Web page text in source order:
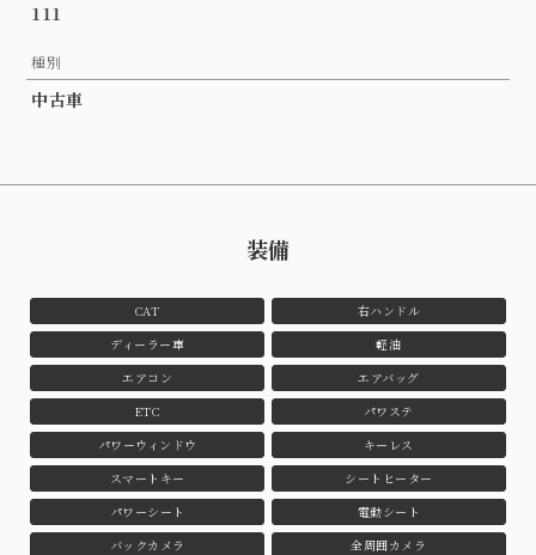
111
種別
中古車
装備
CAT
右ハンドル
ディーラー車
軽油
エアコン
エアバッグ
ETC
パワステ
パワーウィンドウ
キーレス
スマートキー
シートヒーター
パワーシート
電動シート
バックカメラ
全周囲カメラ